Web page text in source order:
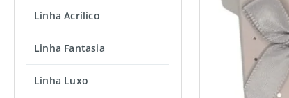
Linha Acrílico
Linha Fantasia
Linha Luxo